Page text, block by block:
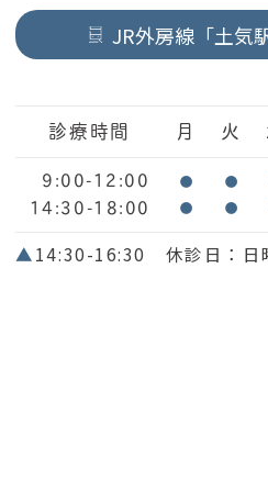
JR外房線「土気
診療時間 月 火
9:00-12:00 ● ●
14:30-18:00 ● ●
▲14:30-16:30 休診日：日